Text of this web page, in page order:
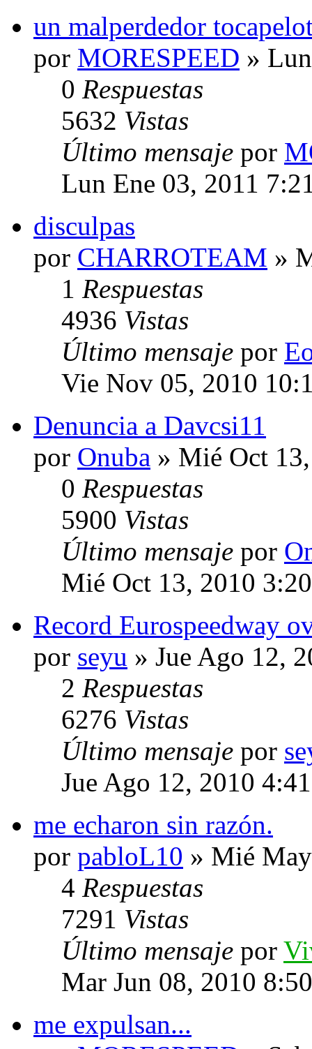
un malperdedor
por MORESPEED »
0 Respuestas
5632 Vistas
Último mensaje por
Lun Ene 03, 2011
disculpas
por CHARROTEAM »
1 Respuestas
4936 Vistas
Último mensaje por
Vie Nov 05, 2010
Denuncia a Davcsi11
por Onuba » Mié Oct
0 Respuestas
5900 Vistas
Último mensaje por
Mié Oct 13, 2010
Record Eurospeedway
por seyu » Jue Ago 12,
2 Respuestas
6276 Vistas
Último mensaje por
Jue Ago 12, 2010
me echaron sin razón.
por pabloL10 » Mié
4 Respuestas
7291 Vistas
Último mensaje por
Mar Jun 08, 2010
me expulsan...